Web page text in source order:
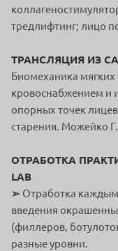
тредлифтинг; лицо
ТРАНСЛЯЦИЯ ИЗ
Биомеханика мягких
кровоснабжением и
опорных точек
старения. Можейко
ОТРАБОТКА
LAB
➢ Отработка
введения
(филлеров,
разные уровни.